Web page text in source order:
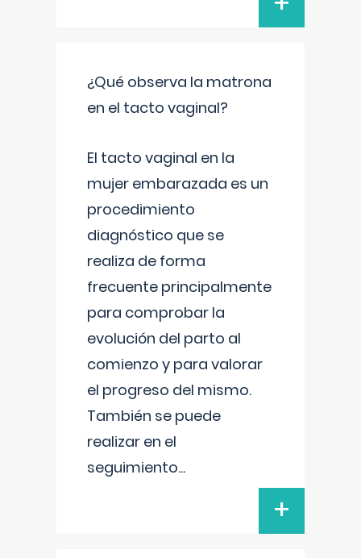
¿Qué observa la matrona
en el tacto vaginal?
El tacto vaginal en la
mujer embarazada es un
procedimiento
diagnóstico que se
realiza de forma
frecuente principalmente
para comprobar la
evolución del parto al
comienzo y para valorar
el progreso del mismo.
También se puede
realizar en el
seguimiento...
+